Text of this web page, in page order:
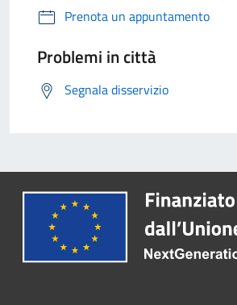
Prenota un appuntamento
Problemi in città
Segnala disservizio